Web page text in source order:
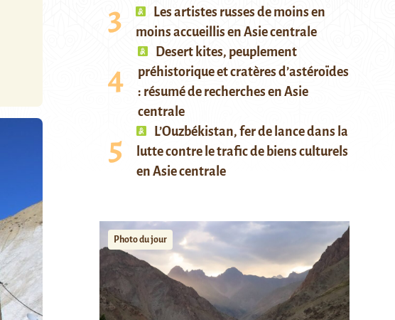
Les artistes russes de moins en
moins accueillis en Asie centrale
Desert kites, peuplement
préhistorique et cratères d’astéroïdes
: résumé de recherches en Asie
centrale
L’Ouzbékistan, fer de lance dans la
lutte contre le trafic de biens culturels
en Asie centrale
Photo du jour